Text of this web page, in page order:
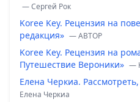
— Сергей Рок
Koree Key. Рецензия на
редакция» — ABTOP
Koree Key. Рецензия на
Путешествие Вероники» —
Елена Черкиа.
Елена Черкиа